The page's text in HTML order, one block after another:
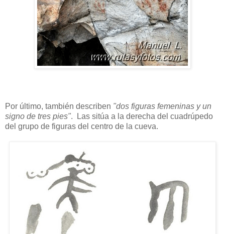
Por último, también describen "dos figuras femeninas y un
signo de tres pies". Las sitúa a la derecha del cuadrúpedo
del grupo de figuras del centro de la cueva.